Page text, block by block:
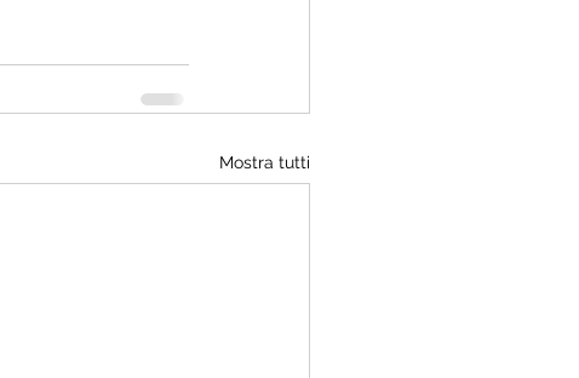
Mostra tutti